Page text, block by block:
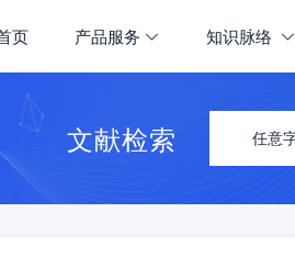
页 产品服务 知识脉络
文献检索 任意